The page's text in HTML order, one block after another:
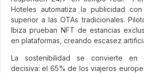
Hoteles automatiza la publicidad
superior a las OTAs tradicionales.
Ibiza prueban NFT de estancias
en plataformas, creando escasez
La sostenibilidad se convierte en
decisiva: el 65% de los viajeros